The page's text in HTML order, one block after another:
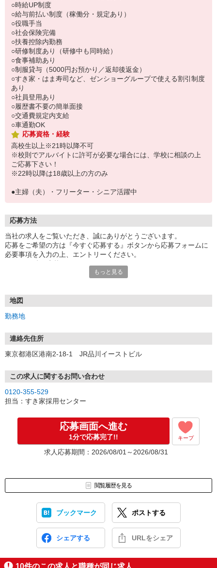
○時給UP制度
○給与前払い制度（稼働分・規定あり）
○役職手当
○社会保険完備
○扶養控除内勤務
○研修制度あり（研修中も同時給）
○食事補助あり
○制服貸与（5000円お預かり／返却後返金）
○すき家・はま寿司など、ゼンショーグループで使える割引制度
あり
○社員登用あり
○履歴書不要の簡単面接
○交通費規定内支給
○車通勤OK
応募資格・経験
高校生以上※21時以降不可
※校則でアルバイトに許可が必要な場合には、学校に相談の上
ご応募下さい！
※22時以降は18歳以上の方のみ
●主婦（夫）・フリーター・シニア活躍中
応募方法
当社の求人をご覧いただき、誠にありがとうございます。
応募をご希望の方は『今すぐ応募する』ボタンから応募フォームに
必要事項を入力の上、エントリーください。
号」など
もっと見る
地図
勤務地
連絡先住所
東京都港区港南2-18-1 JR品川イーストビル
この求人に関するお問い合わせ
0120-355-529
担当：すき家採用センター
応募画面へ進む
1分で応募完了!! キープ
求人応募期間：2026/08/01～2026/08/31
閲覧履歴を見る
ブックマーク ポストする
シェアする URLをシェア
10件のこの求人と職種が同じ求人